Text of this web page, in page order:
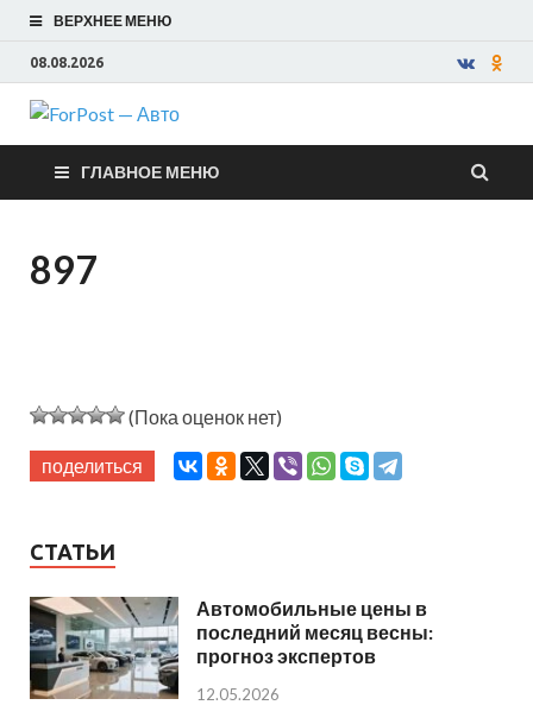
ВЕРХНЕЕ МЕНЮ
08.08.2026
ForPost —
Авто
ГЛАВНОЕ МЕНЮ
897
(Пока оценок нет)
поделиться
СТАТЬИ
Автомобильные цены в
последний месяц весны:
прогноз экспертов
12.05.2026